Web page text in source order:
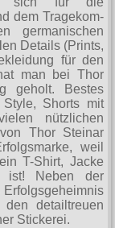
)
dem Tra­ge­kom­
germanischen
Details (Prints,
für den
man bei Thor
geholt. Bestes
Shorts mit
nützlichen
Thor Steinar
weil
T-Shirt, Jacke
ist! Neben der
detailtreuen
Stickerei.